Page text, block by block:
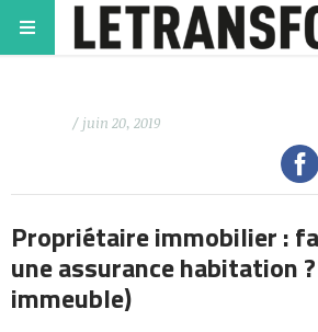
/ juin 20, 2019
Propriétaire immobilier :
une assurance habitation
immeuble)